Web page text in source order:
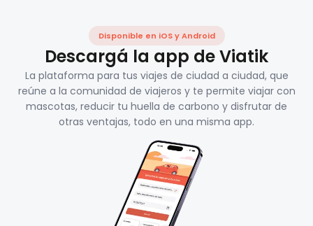
Disponible en iOS y Android
Descargá la app de Viatik
La plataforma para tus viajes de ciudad a ciudad, que
reúne a la comunidad de viajeros y te permite viajar con
mascotas, reducir tu huella de carbono y disfrutar de
otras ventajas, todo en una misma app.